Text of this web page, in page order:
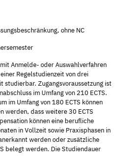
ohne NC
Anmelde- oder Auswahlverfahren
Regelstudienzeit von drei
studierbar. Zugangsvoraussetzung ist
im Umfang von 210 ECTS.
im Umfang von 180 ECTS können
werden, dass weitere 30 ECTS
können eine berufliche
in Vollzeit sowie Praxisphasen in
werden oder zusätzliche
belegt werden. Die Studiendauer